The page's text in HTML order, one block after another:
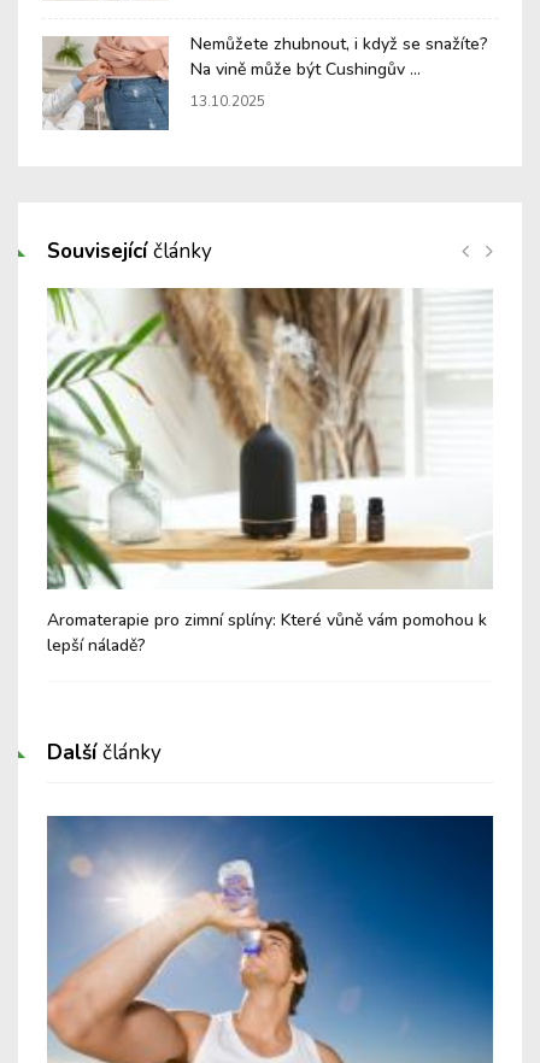
Nemůžete zhubnout, i když se snažíte?
Na vině může být Cushingův ...
13.10.2025
Souvisejícíčlánky
Aromaterapie pro zimní splíny: Které vůně vám pomohou k
lepší náladě?
Dalšíčlánky